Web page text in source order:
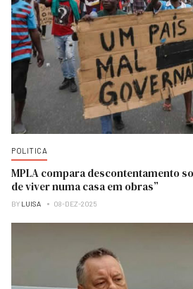
POLITICA
MPLA compara descontentamento
de viver numa casa em obras”
BY LUISA 08-DEZ-2025